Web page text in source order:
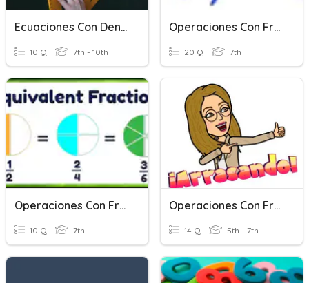
Ecuaciones Con Denominador Sencillas
10 Q 7th - 10th
Operaciones Con Fracciones
20 Q 7th
Operaciones Con Fracciones
10 Q 7th
Operaciones Con Fracciones 6º
14 Q 5th - 7th